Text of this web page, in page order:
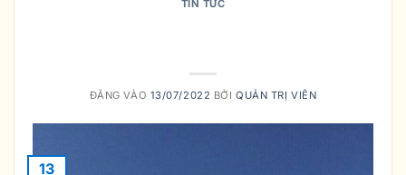
TIN TỨC
ĐĂNG VÀO 13/07/2022 BỞIQUẢN TRỊ VIÊN
13